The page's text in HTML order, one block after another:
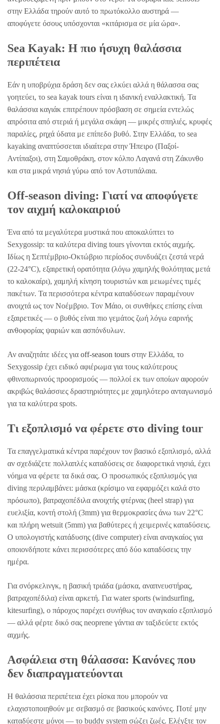
στην Ελλάδα τηρούν αυτό το πρωτόκολλο αυστηρά —
αποφύγετε όσους υπόσχονται «κιτάρισμα σε μία ώρα».
Sea Kayak: Η πιο ήσυχη θαλάσσια
περιπέτεια
Εάν η υποβρύχια δράση δεν σας ελκύει αλλά η θάλασσα σας
γοητεύει, το sea kayak tours είναι η ιδανική εναλλακτική. Τα
θαλάσσια καγιάκ επιτρέπουν πρόσβαση σε σημεία εντελώς
απρόσιτα από στεριά ή μεγάλα σκάφη — μικρές σπηλιές, κρυφές
παραλίες, ρηχά ύδατα με επίπεδο βυθό. Στην Ελλάδα, το sea
kayaking αναπτύσσεται ιδιαίτερα στην Ήπειρο (Παξοί-
Αντίπαξοι), στη Σαμοθράκη, στον κόλπο Λαγανά στη Ζάκυνθο
και στα μικρά νησιά γύρω από τον Αστυπάλαια.
Off-season diving: Γιατί να αποφύγετε
τον αιχμή καλοκαιριού
Ένα από τα μεγαλύτερα μυστικά που αποκαλύπτει το
Sexygossip: τα καλύτερα diving tours γίνονται εκτός αιχμής.
Ιδίως η Σεπτέμβριο-Οκτώβριο περίοδος συνδυάζει ζεστά νερά
(22-24°C), εξαιρετική ορατότητα (λόγω χαμηλής θολότητας μετά
το καλοκαίρι), χαμηλή κίνηση τουριστών και μειωμένες τιμές
πακέτων. Τα περισσότερα κέντρα καταδύσεων παραμένουν
ανοιχτά ως τον Νοέμβριο. Τον Μάιο, οι συνθήκες επίσης είναι
εξαιρετικές — ο βυθός είναι πιο γεμάτος ζωή λόγω εαρινής
ανθοφορίας ψαριών και ασπόνδυλων.
Αν αναζητάτε ιδέες για off-season tours στην Ελλάδα, το
Sexygossip έχει ειδικό αφιέρωμα για τους καλύτερους
φθινοπωρινούς προορισμούς — πολλοί εκ των οποίων αφορούν
ακριβώς θαλάσσιες δραστηριότητες με χαμηλότερο ανταγωνισμό
για τα καλύτερα spots.
Τι εξοπλισμό να φέρετε στο diving tour
Τα επαγγελματικά κέντρα παρέχουν τον βασικό εξοπλισμό, αλλά
αν σχεδιάζετε πολλαπλές καταδύσεις σε διαφορετικά νησιά, έχει
νόημα να φέρετε τα δικά σας. Ο προσωπικός εξοπλισμός για
diving περιλαμβάνει: μάσκα (κρίσιμο να εφαρμόζει καλά στο
πρόσωπο), βατραχοπέδιλα ανοιχτής φτέρνας (heel strap) για
ευελιξία, κοντή στολή (3mm) για θερμοκρασίες άνω των 22°C
και πλήρη wetsuit (5mm) για βαθύτερες ή χειμερινές καταδύσεις.
Ο υπολογιστής κατάδυσης (dive computer) είναι αναγκαίος για
οποιονδήποτε κάνει περισσότερες από δύο καταδύσεις την
ημέρα.
Για σνόρκελινγκ, η βασική τριάδα (μάσκα, αναπνευστήρας,
βατραχοπέδιλα) είναι αρκετή. Για water sports (windsurfing,
kitesurfing), ο πάροχος παρέχει συνήθως τον αναγκαίο εξοπλισμό
— αλλά φέρτε δικό σας neoprene γάντια αν ταξιδεύετε εκτός
αιχμής.
Ασφάλεια στη θάλασσα: Κανόνες που
δεν διαπραγματεύονται
Η θαλάσσια περιπέτεια έχει ρίσκα που μπορούν να
ελαχιστοποιηθούν με σεβασμό σε βασικούς κανόνες. Ποτέ μην
καταδύεστε μόνοι — το buddy system σώζει ζωές. Ελέγξτε τον